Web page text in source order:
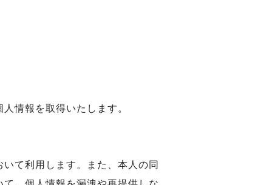
情報を取得いたします。
て利用します。また、本人の同